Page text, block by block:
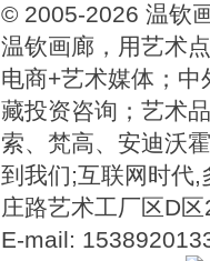
© 2005-2026 温钦
温钦画廊，用艺术
电商+艺术媒体；
藏投资咨询；艺术
索、梵高、安迪沃
到我们;互联网时代,
庄路艺术工厂区D
E-mail: